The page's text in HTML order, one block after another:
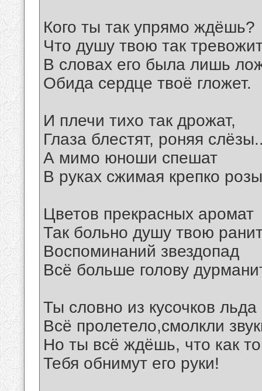
Кого ты так упрямо ждёшь?
Что душу твою так
В словах его была лишь
Обида сердце твоё гложет.
И плечи тихо так дрожат,
Глаза блестят, роняя
А мимо юноши спешат
В руках сжимая крепко
Цветов прекрасных аромат
Так больно душу твою
Воспоминаний звездопад
Всё больше голову
Ты словно из кусочков льда
Всё пролетело,смолкли
Но ты всё ждёшь, что как
Тебя обнимут его руки!